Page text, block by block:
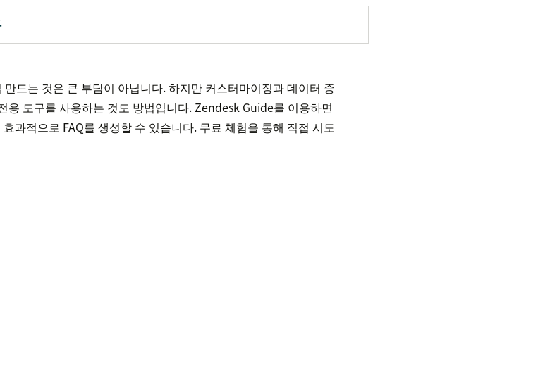
드는 것은 큰 부담이 아닙니다. 하지만 커스터마이징과 데이터 증
용 도구를 사용하는 것도 방법입니다. Zendesk Guide를 이용하면
과적으로 FAQ를 생성할 수 있습니다. 무료 체험을 통해 직접 시도